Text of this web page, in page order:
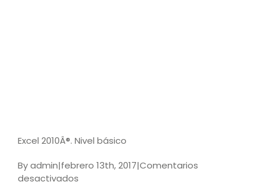
Excel 2010Â®. Nivel básico
Byadmin|febrero 13th, 2017|Comentarios
desactivados